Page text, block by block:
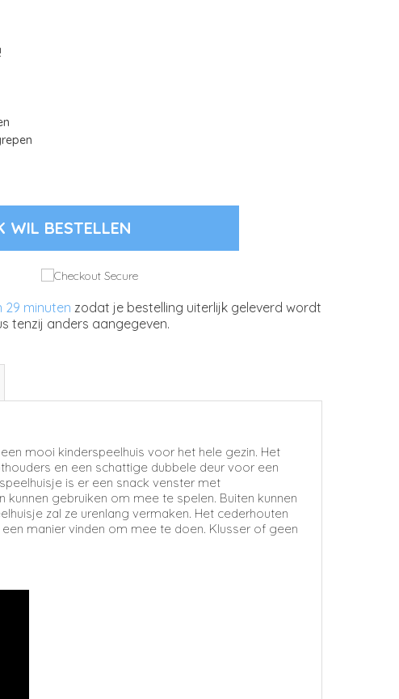
WIL BESTELLEN
29 minutenzodat je bestelling uiterlijk geleverd wordt
tenzij anders aangegeven.
mooi kinderspeelhuis voor het hele gezin. Het
en een schattige dubbele deur voor een
is er een snack venster met
gebruiken om mee te spelen. Buiten kunnen
zal ze urenlang vermaken. Het cederhouten
manier vinden om mee te doen. Klusser of geen